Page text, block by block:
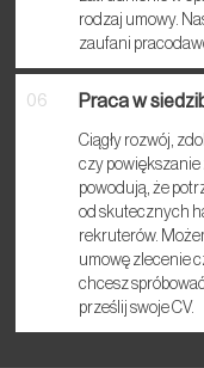
rodzaj umowy.
zaufani
06 Praca w
Ciągły rozwój,
czy powiększanie
powodują, że
od skutecznych
rekruterów.
umowę zlecenie
chcesz
prześlij swoje CV.